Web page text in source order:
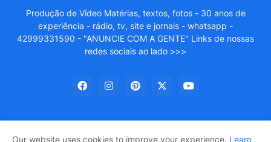
Produção de Vídeo Matérias, textos, fotos - 30 anos de
experiência - rádio, tv, site e jornais - whatsapp -
42999331590 - "ANUNCIE COM A GENTE" Links de nossas
redes sociais ao lado >>>
Our website uses cookies to improve your experience. Learn